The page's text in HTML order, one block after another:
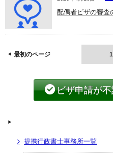
配偶者ビザの審査
最初のページ
ビザ申請が
提携行政書士事務所一覧